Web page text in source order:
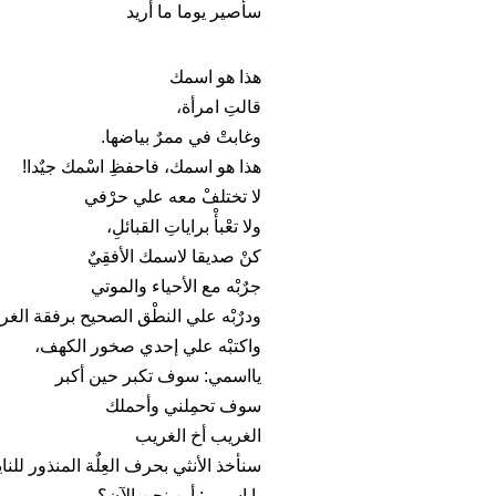
سأصير يوما ما أريد
هذا هو اسمك
قالتِ امرأة،
وغابتْ في ممرٌ بياضها.
هذا هو اسمك، فاحفظِ اسْمك جيٌدا!
لا تختلفْ معه علي حرْفي
ولا تعْبأْ براياتِ القبائلِ،
كنْ صديقا لاسمك الأفقِيٌ
جرٌبْه مع الأحياء والموتي
ودرٌبْه علي النطْق الصحيح برفقة
واكتبْه علي إحدي صخور الكهف،
يااسمي: سوف تكبر حين أكبر
سوف تحمِلني وأحملك
الغريب أخ الغريب
سنأخذ الأنثي بحرف العِلٌة المنذور